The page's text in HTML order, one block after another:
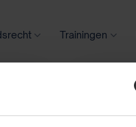
Trainingen
Zoeken